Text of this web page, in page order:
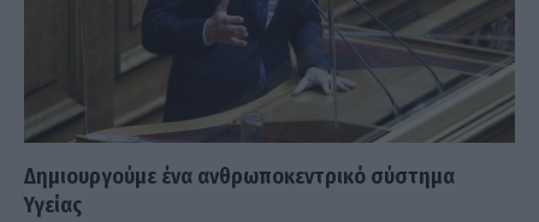
Δημιουργούμε ένα ανθρωποκεντρικό σύστημα
Υγείας